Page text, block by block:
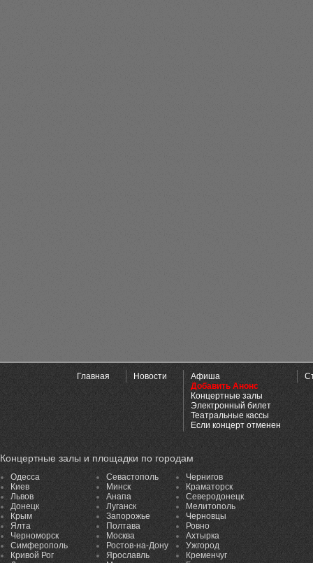
Главная Новости
Афиша
Добавить Анонс
Концертные залы
Электронный билет
Театральные кассы
Если концерт отменен
Концертные залы и площадки по городам
Одесса
Киев
Львов
Донецк
Крым
Ялта
Черноморск
Симферополь
Кривой Рог
Севастополь
Минск
Анапа
Луганск
Запорожье
Полтава
Москва
Ростов-на-Дону
Ярославль
Чернигов
Краматорск
Северодонецк
Мелитополь
Черновцы
Ровно
Ахтырка
Ужгород
Кременчуг